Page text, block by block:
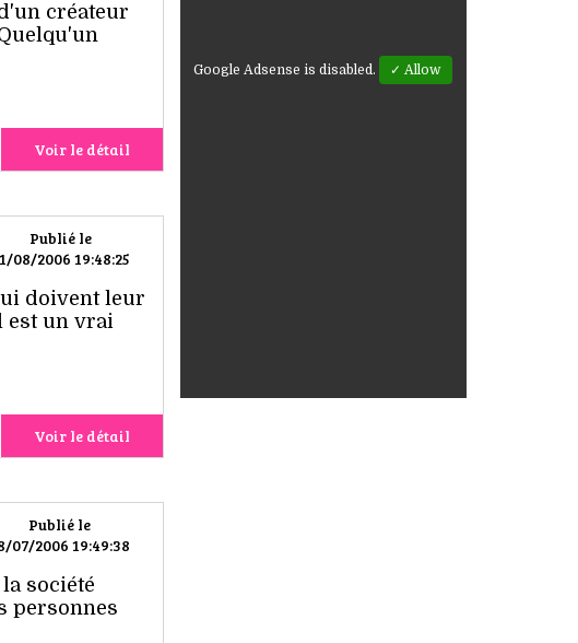
créateur
Voir le détail
Publié le
08/2006 19:48:25
doivent leur
est un vrai
Voir le détail
Publié le
07/2006 19:49:38
société
personnes
Google Adsense is disabled. ✓ Allow